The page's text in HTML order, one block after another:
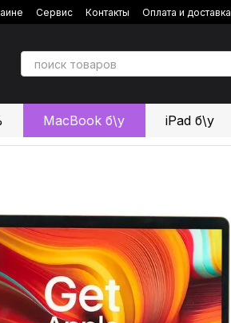
Сервис Контакты Оплата и доставка
Отзывы о магазине
MacBook б\у iPad б\у